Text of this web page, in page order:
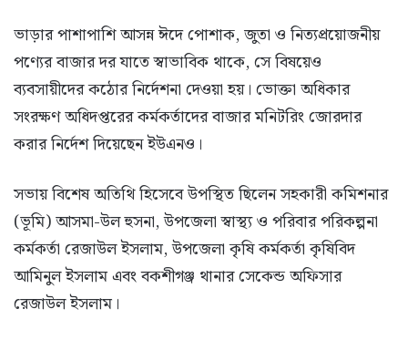
ভাড়ার পাশাপাশি আসন্ন ঈদে পোশাক, জুতা ও নিত্যপ্রয়োজনীয়
পণ্যের বাজার দর যাতে স্বাভাবিক থাকে, সে বিষয়েও
ব্যবসায়ীদের কঠোর নির্দেশনা দেওয়া হয়। ভোক্তা অধিকার
সংরক্ষণ অধিদপ্তরের কর্মকর্তাদের বাজার মনিটরিং জোরদার
করার নির্দেশ দিয়েছেন ইউএনও।
সভায় বিশেষ অতিথি হিসেবে উপস্থিত ছিলেন সহকারী কমিশনার
(ভূমি) আসমা-উল হুসনা, উপজেলা স্বাস্থ্য ও পরিবার পরিকল্পনা
কর্মকর্তা রেজাউল ইসলাম, উপজেলা কৃষি কর্মকর্তা কৃষিবিদ
আমিনুল ইসলাম এবং বকশীগঞ্জ থানার সেকেন্ড অফিসার
রেজাউল ইসলাম।